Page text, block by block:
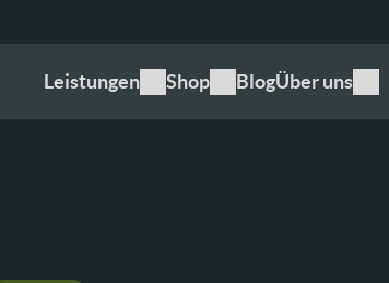
Leistungen Shop BlogÜber uns